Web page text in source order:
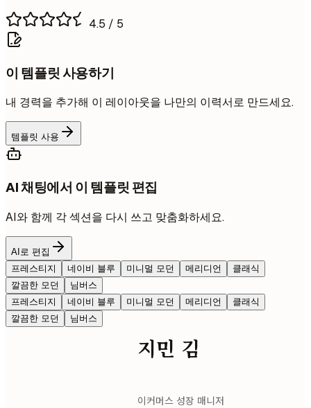
4.5 / 5
이 템플릿 사용하기
내 경력을 추가해 이 레이아웃을 나만의 이력서로 만드세요.
템플릿 사용
AI 채팅에서 이 템플릿 편집
AI와 함께 각 섹션을 다시 쓰고 맞춤화하세요.
AI로 편집
프레스티지
네이비 블루 미니멀 모던 메리디언
클래식
깔끔한 모던
님버스
프레스티지
네이비 블루 미니멀 모던 메리디언
클래식
깔끔한 모던
님버스
지민 김
이커머스 성장 매니저